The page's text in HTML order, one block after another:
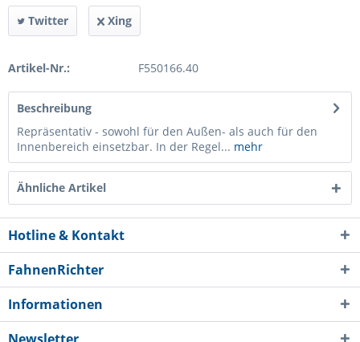
Twitter Xing
Artikel-Nr.: F550166.40
Beschreibung
Repräsentativ - sowohl für den Außen- als auch für den
Innenbereich einsetzbar. In der Regel... mehr
Ähnliche Artikel
Hotline & Kontakt
FahnenRichter
Informationen